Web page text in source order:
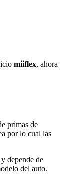
miiflex, ahora
primas de
por lo cual las
depende de
del auto.